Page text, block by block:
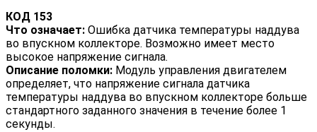
КОД 153
Что означает: Ошибка датчика температуры наддува
во впускном коллекторе. Возможно имеет место
высокое напряжение сигнала.
Описание поломки: Модуль управления двигателем
определяет, что напряжение сигнала датчика
температуры наддува во впускном коллекторе больше
стандартного заданного значения в течение более 1
секунды.